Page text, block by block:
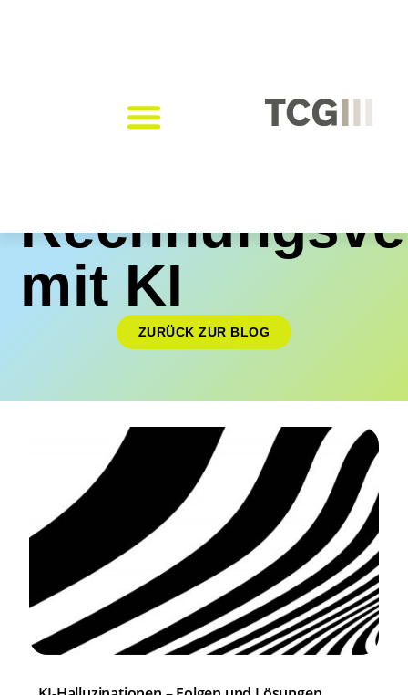
mit KI
ZURÜCK ZUR BLOG